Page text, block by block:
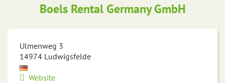
Boels Rental Germany GmbH
Ulmenweg 3
14974 Ludwigsfelde
Website